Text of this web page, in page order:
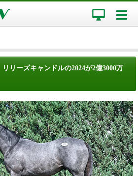
リリーズキャンドルの2024が2億3000万